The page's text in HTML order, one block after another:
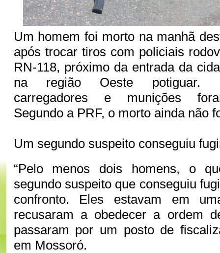
Um homem foi morto na manhã
após trocar tiros com policiais
RN-118, próximo da entrada da
na região Oeste potiguar.
carregadores e munições
Segundo a PRF, o morto ainda não
Um segundo suspeito conseguiu
“Pelo menos dois homens, o
segundo suspeito que conseguiu
confronto. Eles estavam em
recusaram a obedecer a ordem
passaram por um posto de
em Mossoró.